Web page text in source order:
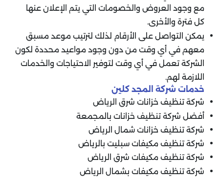
مع وجود العروض والخصومات التي يتم الإعلان عنها
كل فترة والأخرى.
يمكن التواصل على الأرقام لذلك لترتيب موعد مسبق
معهم في أي وقت من دون وجود مواعيد محددة لكون
الشركة تعمل في أي وقت لتوفير الاحتياجات والخدمات
اللازمة لهم.
خدمات شركة المجد كلين
شركة تنظيف خزانات شرق الرياض
أفضل شركة تنظيف خزانات بالمجمعة
شركة تنظيف خزانات شمال الرياض
شركة تنظيف مكيفات سبليت بالرياض
شركة تنظيف مكيفات شرق الرياض
شركة تنظيف مكيفات بشمال الرياض